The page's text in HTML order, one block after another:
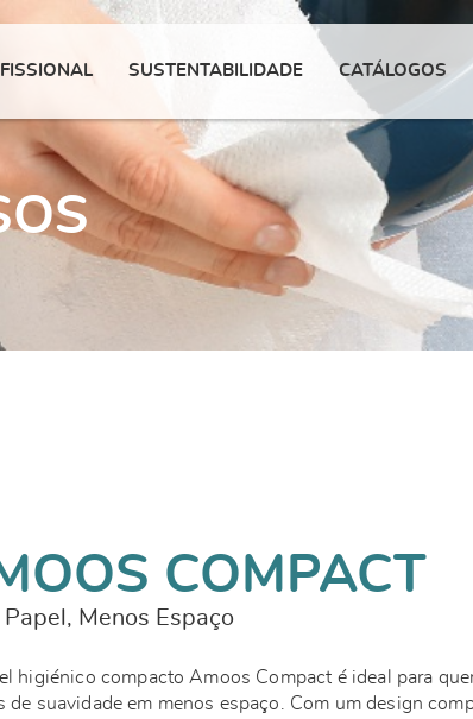
SUSTENTABILIDADE CATÁLOGOS
COMPACT
Papel, Menos Espaço
higiénico compacto Amoos Compact é ideal para
de suavidade em menos espaço. Com um design